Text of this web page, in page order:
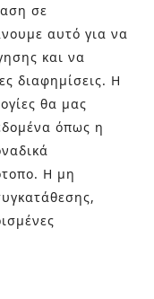
σε
αυτό για να
και να
διαφημίσεις. Η
θα μας
όπως η
Η μη
40 χρόνια
των ειδών υγιεινής,
της νέας
προτάσεις στον
μας στο 210-